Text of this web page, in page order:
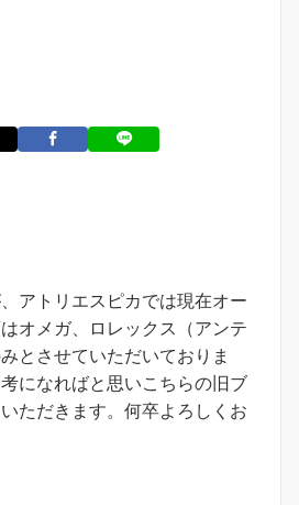
アトリエスピカでは現在オー
オメガ、ロレックス（アンテ
とさせていただいておりま
になればと思いこちらの旧ブ
ただきます。何卒よろしくお